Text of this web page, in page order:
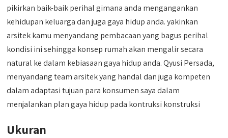
pikirkan baik-baik perihal gimana anda mengangankan
kehidupan keluarga dan juga gaya hidup anda. yakinkan
arsitek kamu menyandang pembacaan yang bagus perihal
kondisi ini sehingga konsep rumah akan mengalir secara
natural ke dalam kebiasaan gaya hidup anda. Qyusi Persada,
menyandang team arsitek yang handal dan juga kompeten
dalam adaptasi tujuan para konsumen saya dalam
menjalankan plan gaya hidup pada kontruksi konstruksi
Ukuran